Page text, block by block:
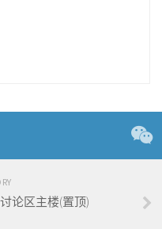
论区主楼(置顶)